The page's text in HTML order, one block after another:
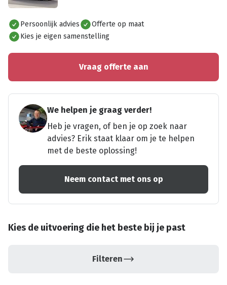
Alles bekijken
Persoonlijk advies
Offerte op maat
Kies je eigen samenstelling
Vraag offerte aan
We helpen je graag verder!
Heb je vragen, of ben je op zoek naar
advies? Erik staat klaar om je te helpen
met de beste oplossing!
Neem contact met ons op
Kies de uitvoering die het beste bij je past
Filteren